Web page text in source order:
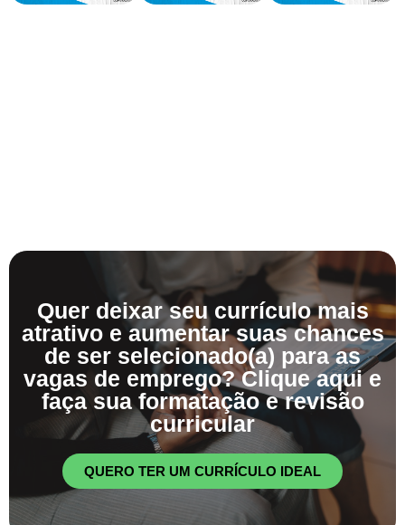
Quer deixar seu currículo mais
atrativo e aumentar suas chances
de ser selecionado(a) para as
vagas de emprego? Clique aqui e
faça sua formatação e revisão
curricular
QUERO TER UM CURRÍCULO IDEAL